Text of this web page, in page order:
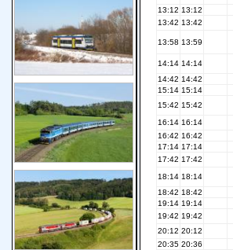
13:12 13:12
13:42 13:42
13:58 13:59
14:14 14:14
14:42 14:42
15:14 15:14
15:42 15:42
16:14 16:14
16:42 16:42
17:14 17:14
17:42 17:42
18:14 18:14
18:42 18:42
19:14 19:14
19:42 19:42
20:12 20:12
20:35 20:36